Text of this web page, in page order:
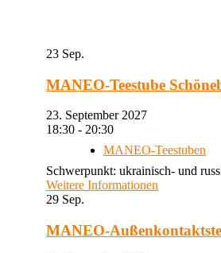
23 Sep.
MANEO-Teestube
23. September 2027
18:30 - 20:30
MANEO-Teestuben
Schwerpunkt: ukrainisch- und
Weitere Informationen
29 Sep.
MANEO-